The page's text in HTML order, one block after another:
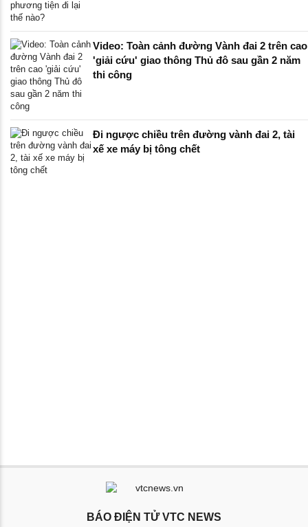
Video: Toàn cảnh đường Vành đai 2 trên cao
'giải cứu' giao thông Thủ đô sau gần 2 năm
thi công
Đi ngược chiều trên đường vành đai 2, tài
xế xe máy bị tông chết
BÁO ĐIỆN TỬ VTC NEWS